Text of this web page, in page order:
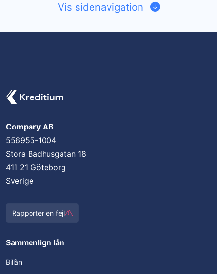
Vis sidenavigation
Compary AB
556955-1004
Stora Badhusgatan 18
411 21 Göteborg
Sverige
Rapporter en fejl
Sammenlign lån
Billån